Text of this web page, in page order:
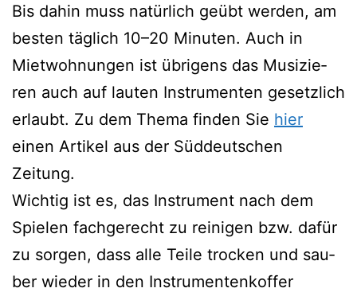
Bis dahin muss natür­lich geübt wer­den, am
bes­ten täg­lich 10–20 Minu­ten. Auch in
Miet­woh­nun­gen ist übri­gens das Musi­zie­
ren auch auf lau­ten Instru­men­ten gesetz­lich
erlaubt. Zu dem The­ma fin­den Sie hier
einen Arti­kel aus der Süd­deut­schen
Zeitung.
Wich­tig ist es, das Instru­ment nach dem
Spie­len fach­ge­recht zu rei­ni­gen bzw. dafür
zu sor­gen, dass alle Tei­le tro­cken und sau­
ber wie­der in den Instru­men­ten­kof­fer